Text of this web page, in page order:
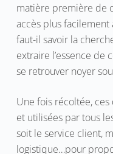
matière première de
accès plus facilement
faut-il savoir la
extraire l’essence de
se retrouver noyer
Une fois récoltée,
et utilisées par tous
soit le service client,
logistique…pour